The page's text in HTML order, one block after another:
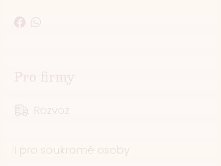
Pro firmy
I pro soukromé osoby